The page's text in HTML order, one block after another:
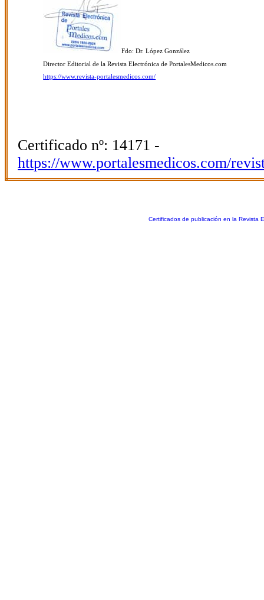
Fdo: Dr. López González
Director Editorial de la Revista Electrónica de PortalesMedicos.com
https://www.revista-portalesmedicos.com/
Certificado nº: 14171 -
https://www.portalesmedicos.com/
Certificados de publicación en la Revista